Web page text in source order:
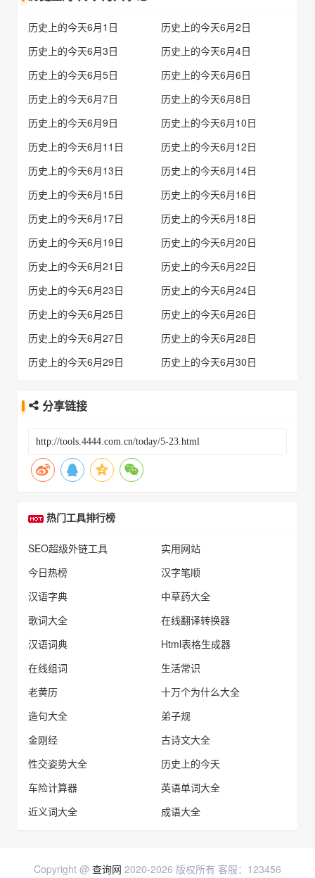
历史上的今天6月1日
历史上的今天6月2日
历史上的今天6月3日
历史上的今天6月4日
历史上的今天6月5日
历史上的今天6月6日
历史上的今天6月7日
历史上的今天6月8日
历史上的今天6月9日
历史上的今天6月10日
历史上的今天6月11日
历史上的今天6月12日
历史上的今天6月13日
历史上的今天6月14日
历史上的今天6月15日
历史上的今天6月16日
历史上的今天6月17日
历史上的今天6月18日
历史上的今天6月19日
历史上的今天6月20日
历史上的今天6月21日
历史上的今天6月22日
历史上的今天6月23日
历史上的今天6月24日
历史上的今天6月25日
历史上的今天6月26日
历史上的今天6月27日
历史上的今天6月28日
历史上的今天6月29日
历史上的今天6月30日
分享链接
热门工具排行榜
SEO超级外链工具
实用网站
今日热榜
汉字笔顺
汉语字典
中草药大全
歌词大全
在线翻译转换器
汉语词典
Html表格生成器
在线组词
生活常识
老黄历
十万个为什么大全
造句大全
弟子规
金刚经
古诗文大全
性交姿势大全
历史上的今天
车险计算器
英语单词大全
近义词大全
成语大全
Copyright @ 查询网 2020-2026 版权所有 客服：123456